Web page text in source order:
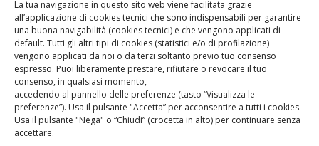
La tua navigazione in questo sito web viene facilitata grazie
all’applicazione di cookies tecnici che sono indispensabili per garantire
una buona navigabilità (cookies tecnici) e che vengono applicati di
default. Tutti gli altri tipi di cookies (statistici e/o di profilazione)
vengono applicati da noi o da terzi soltanto previo tuo consenso
espresso. Puoi liberamente prestare, rifiutare o revocare il tuo
consenso, in qualsiasi momento,
accedendo al pannello delle preferenze (tasto “Visualizza le
preferenze”). Usa il pulsante "Accetta” per acconsentire a tutti i cookies.
Usa il pulsante "Nega" o “Chiudi” (crocetta in alto) per continuare senza
accettare.
www.odg.toscana.it – testata registrata presso il Tribunale di
Firenze al nr. 5208 dell’ 08.10.2002. Direttore responsabile:
Giampaolo Marchini – C.F. 80005790482
LINK UTILI
PagoPA
Privacy Policy